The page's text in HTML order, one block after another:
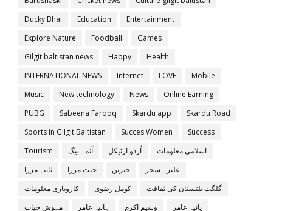
Ducky Bhai
Education
Entertainment
Explore Nature
Foodball
Games
Gilgit baltistan news
Happy
Health
INTERNATIONAL NEWS
Internet LOVE
Mobile
Music
New technology News
Online Earning
PUBG
Sabeena Farooq Skardu app
Skardu Road
Sports in Gilgit Baltistan
Succes Women
Success
Tourism
آئمہ بیگ اُردو آرٹیکل
اسلامی معلومات
ثانیہ مرزا
جنت مرزا خبریں
علیزہ سحر
کاروباری معلومات
کومل رضوی
گلگت بلتستان کی ثقافت
مہوش حیات
ہانیہ عامر وسیم اکرم یانیہ عامر